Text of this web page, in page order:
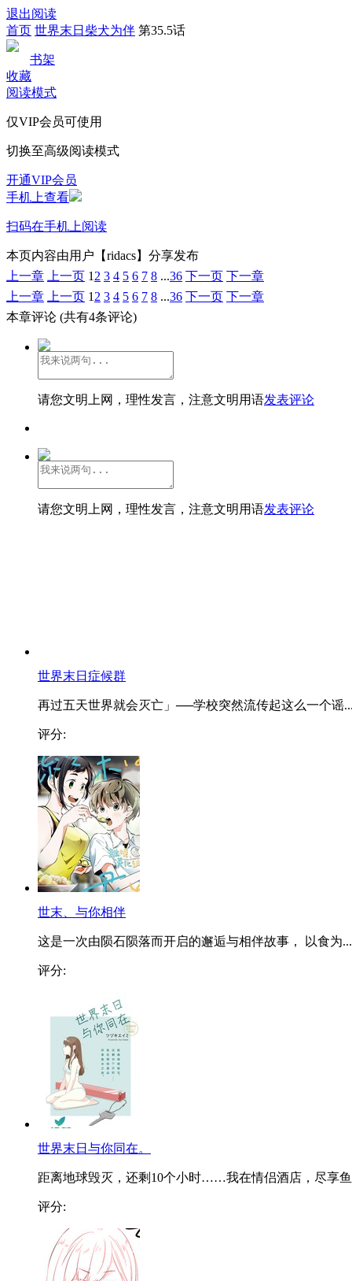
退出阅读
首页 世界末日柴犬为伴 第35.5话
书架
收藏
阅读模式
仅VIP会员可使用
切换至高级阅读模式
开通VIP会员
手机上查看
扫码在手机上阅读
本页内容由用户【ridacs】分享发布
上一章
上一页 1 2 3 4 5 6 7 8 ...36 下一页 下一章
上一章
上一页 1 2 3 4 5 6 7 8 ...36 下一页 下一章
本章评论 (共有4条评论)
请您文明上网，理性发言，注意文明用语发表评论
请您文明上网，理性发言，注意文明用语发表评论
世界末日症候群
再过五天世界就会灭亡」──学校突然流传起这么一个谣
评分:
世末、与你相伴
这是一次由陨石陨落而开启的邂逅与相伴故事， 以食为...
评分:
世界末日与你同在。
距离地球毁灭，还剩10个小时……我在情侣酒店，尽享
评分: